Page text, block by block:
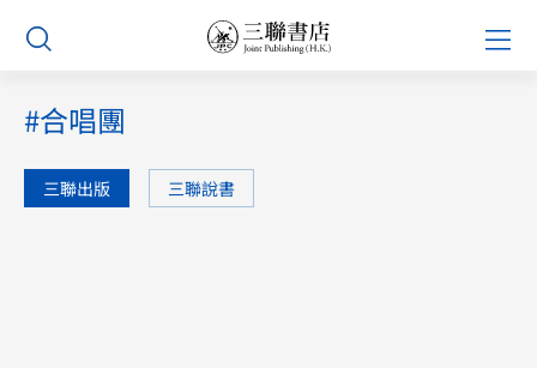
Skip
content
#合唱團
三聯出版 三聯說書